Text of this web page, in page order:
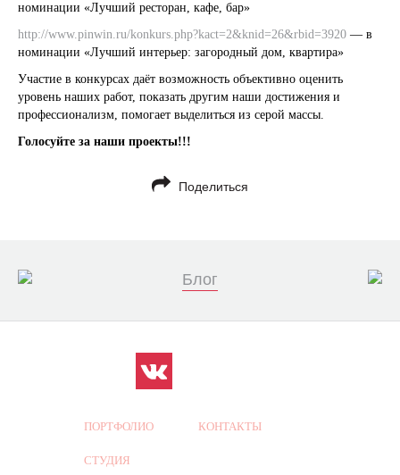
номинации «Лучший ресторан, кафе, бар»
http://www.pinwin.ru/konkurs.php?kact=2&knid=26&rbid=3920 — в
номинации «Лучший интерьер: загородный дом, квартира»
Участие в конкурсах даёт возможность объективно оценить
уровень наших работ, показать другим наши достижения и
профессионализм, помогает выделиться из серой массы.
Голосуйте за наши проекты!!!
Поделиться
Блог
ПОРТФОЛИО
СТУДИЯ
КОНТАКТЫ